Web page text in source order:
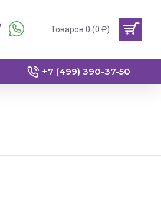
Товаров 0 (0 ₽)
+7 (499) 390-37-50